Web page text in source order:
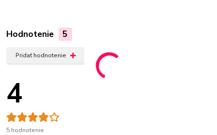
Hodnotenie 5
Pridať hodnotenie
4
5 hodnotenie